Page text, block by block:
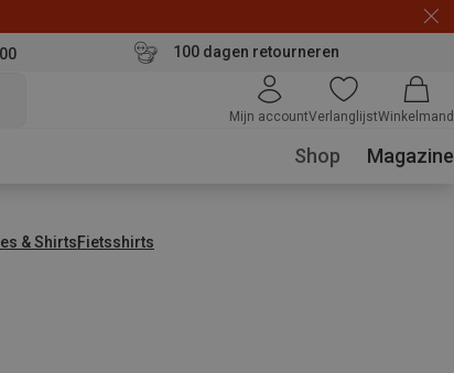
100 dagen retourneren
Mijn accountVerlanglijstWinkelmand
Shop Magazine
& ShirtsFietsshirts